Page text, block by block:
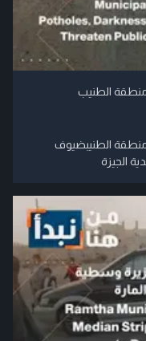
الطنيب
الطنيبضيوف
الجيزة